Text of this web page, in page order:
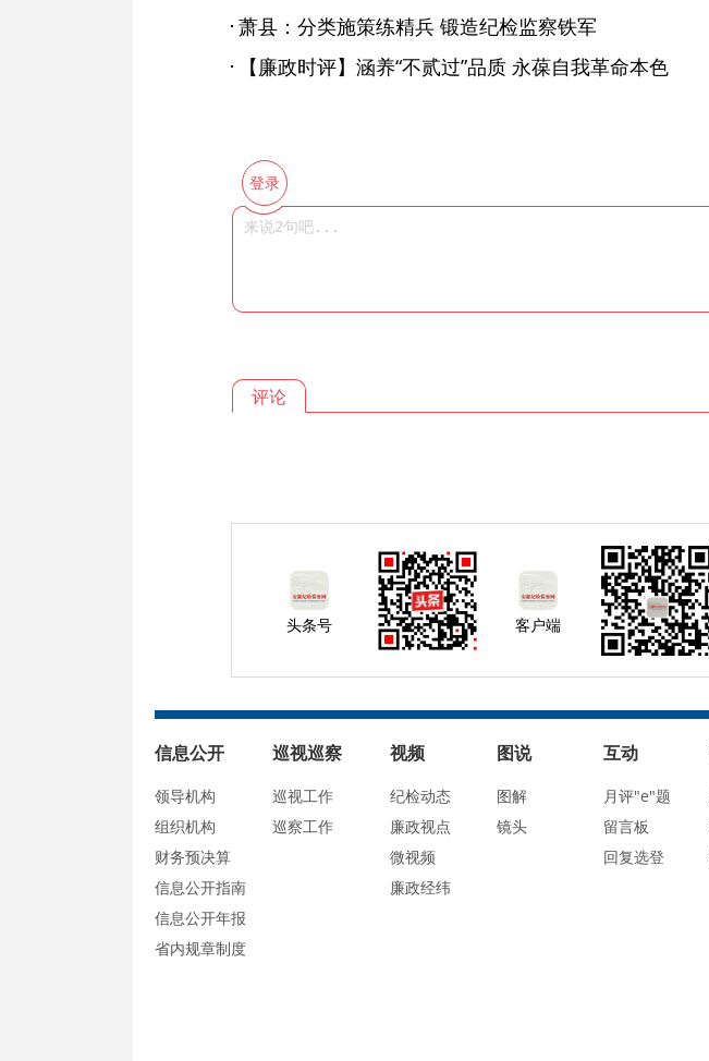
萧县：分类施策练精兵 锻造纪检监察铁军
【廉政时评】涵养“不贰过”品质 永葆自我革命本色
登录
评论
头条号 客户端
信息公开
领导机构
组织机构
财务预决算
信息公开指南
信息公开年报
省内规章制度
巡视巡察
巡视工作
巡察工作
视频
纪检动态
廉政视点
微视频
廉政经纬
图说
图解
镜头
互动
月评"e"题
留言板
回复选登